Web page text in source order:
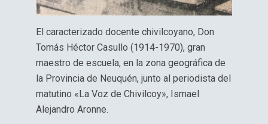
El caracterizado docente chivilcoyano, Don
Tomás Héctor Casullo (1914-1970), gran
maestro de escuela, en la zona geográfica de
la Provincia de Neuquén, junto al periodista del
matutino «La Voz de Chivilcoy», Ismael
Alejandro Aronne.